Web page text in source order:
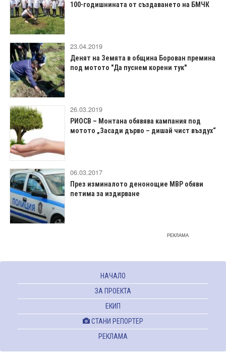
100-годишнината от създаването на БМЧК
23.04.2019
Денят на Земята в община Борован премина
под мотото "Да пуснем корени тук"
26.03.2019
РИОСВ – Монтана обявява кампания под
мотото „Засади дърво – дишай чист въздух“
06.03.2017
През изминалото денонощие МВР обяви
петима за издирване
РЕКЛАМА
НАЧАЛО
ЗА ПРОЕКТА
ЕКИП
СТАНИ РЕПОРТЕР
РЕКЛАМА